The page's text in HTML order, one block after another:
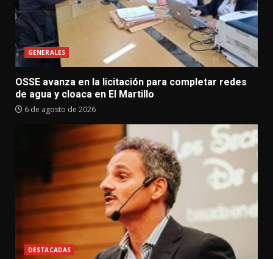
GENERALES
OSSE avanza en la licitación para completar redes
de agua y cloaca en El Martillo
6 de agosto de 2026
DESTACADAS